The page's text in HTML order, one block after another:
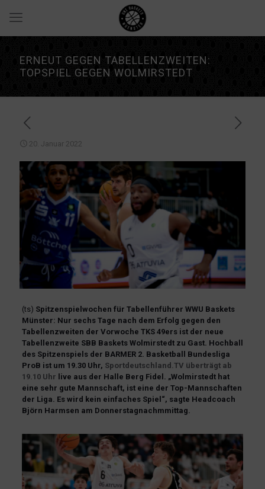
ERNEUT GEGEN TABELLENZWEITEN:
TOPSPIEL GEGEN WOLMIRSTEDT
20. Januar 2022
(ts) Spitzenspielwochen für Tabellenführer WWU Baskets
Münster: Nur sechs Tage nach dem Erfolg gegen den
Tabellenzweiten der Vorwoche TKS 49ers ist der neue
Tabellenzweite SBB Baskets Wolmirstedt zu Gast. Hochball
des Spitzenspiels der BARMER 2. Basketball Bundesliga
ProB ist um 19.30 Uhr, Sportdeutschland.TV überträgt ab
19.10 Uhr live aus der Halle Berg Fidel. „Wolmirstedt hat
eine sehr gute Mannschaft, ist eine der Top-Mannschaften
der Liga. Es wird kein einfaches Spiel“, sagte Headcoach
Björn Harmsen am Donnerstagnachmmittag.